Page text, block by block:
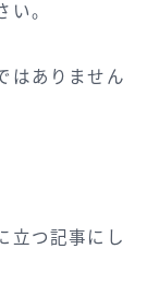
い。
はありません
立つ記事にし